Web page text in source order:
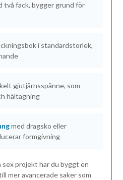
två fack, bygger grund för
i standardstorlek,
gjutjärnsspänne, som
håltagning
med dragsko eller
formgivning
projekt har du byggt en
mer avancerade saker som